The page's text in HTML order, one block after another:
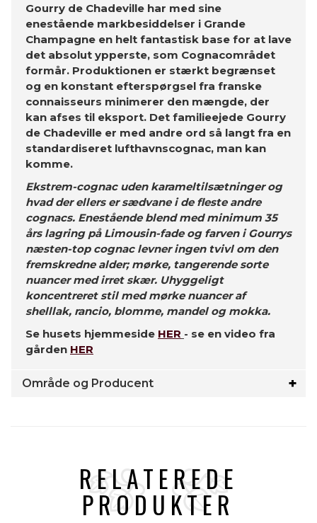
Gourry de Chadeville har med sine
enestående markbesiddelser i Grande
Champagne en helt fantastisk base for at lave
det absolut ypperste, som Cognacområdet
formår. Produktionen er stærkt begrænset
og en konstant efterspørgsel fra franske
connaisseurs minimerer den mængde, der
kan afses til eksport. Det familieejede Gourry
de Chadeville er med andre ord så langt fra en
standardiseret lufthavnscognac, man kan
komme.
Ekstrem-cognac uden karameltilsætninger og
hvad der ellers er sædvane i de fleste andre
cognacs. Enestående blend med minimum 35
års lagring på Limousin-fade og farven i Gourrys
næsten-top cognac levner ingen tvivl om den
fremskredne alder; mørke, tangerende sorte
nuancer med irret skær. Uhyggeligt
koncentreret stil med mørke nuancer af
shelllak, rancio, blomme, mandel og mokka.
Se husets hjemmeside HER - se en video fra
gården HER
Område og Producent
RELATEREDE
PRODUKTER